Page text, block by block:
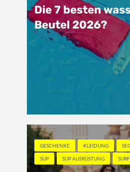
Die 7 besten
Beutel 2026?
GESCHENKE KLEIDUNG
SUP SUP AUSRÜSTUNG